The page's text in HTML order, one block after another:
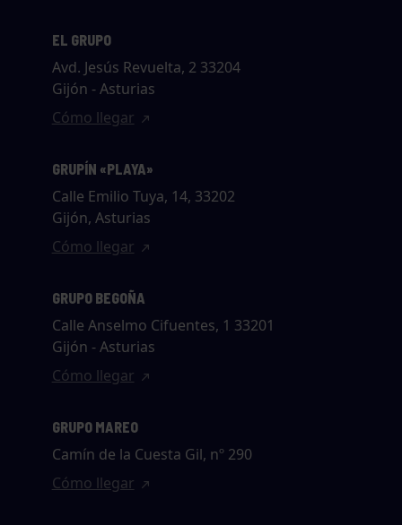
EL GRUPO
Avd. Jesús Revuelta, 2 33204
Gijón - Asturias
Cómo llegar
GRUPÍN «PLAYA»
Calle Emilio Tuya, 14, 33202
Gijón, Asturias
Cómo llegar
GRUPO BEGOÑA
Calle Anselmo Cifuentes, 1 33201
Gijón - Asturias
Cómo llegar
GRUPO MAREO
Camín de la Cuesta Gil, nº 290
Cómo llegar